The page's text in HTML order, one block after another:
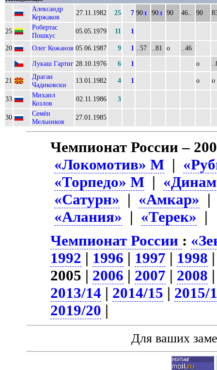
Александр
Кержаков
27.11.1982 25 7 90 1 90 1 90 46.. 90
25
Робертас
Пошкус
05.05.1979 11 1
20 Олег Кожанов 05.06.1987 9 1 ..57 ..81 о
..46
Лукаш Гартиг 28.10.1976 6 1 о
21
Драган
Чадиковски
13.01.1982 4 1 о о
33
Михаил
Козлов
02.11.1986 3
30
Семён
Мельников
27.01.1985
Чемпионат России –
«Локомотив» М |
«Торпедо» М |
«Сатурн» | «Амкар»
«Алания» | «Терек» |
Чемпионат России :
1992 | 1996 | 1997 | 1998
2005 | 2006 | 2007 | 2008
2013/14 | 2014/15 | 2015/
2019/20 |
Для ваших